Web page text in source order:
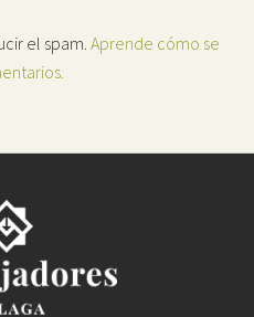
el spam. Aprende cómo se